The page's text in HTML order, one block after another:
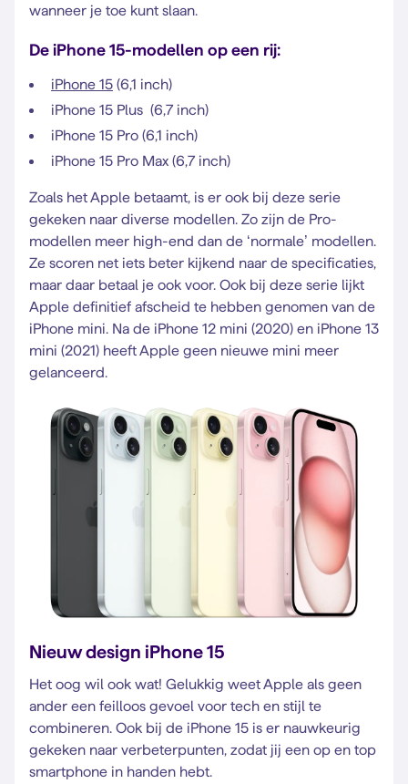
wanneer je toe kunt slaan.
De iPhone 15-modellen op een rij:
iPhone 15 (6,1 inch)
iPhone 15 Plus (6,7 inch)
iPhone 15 Pro (6,1 inch)
iPhone 15 Pro Max (6,7 inch)
Zoals het Apple betaamt, is er ook bij deze serie
gekeken naar diverse modellen. Zo zijn de Pro-
modellen meer high-end dan de ‘normale’ modellen.
Ze scoren net iets beter kijkend naar de specificaties,
maar daar betaal je ook voor. Ook bij deze serie lijkt
Apple definitief afscheid te hebben genomen van de
iPhone mini. Na de iPhone 12 mini (2020) en iPhone 13
mini (2021) heeft Apple geen nieuwe mini meer
gelanceerd.
Nieuw design iPhone 15
Het oog wil ook wat! Gelukkig weet Apple als geen
ander een feilloos gevoel voor tech en stijl te
combineren. Ook bij de iPhone 15 is er nauwkeurig
gekeken naar verbeterpunten, zodat jij een op en top
smartphone in handen hebt.